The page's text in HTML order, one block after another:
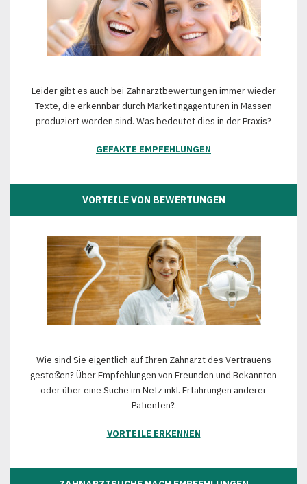
Leider gibt es auch bei Zahnarztbewertungen immer wieder
Texte, die erkennbar durch Marketingagenturen in Massen
produziert worden sind. Was bedeutet dies in der Praxis?
GEFAKTE EMPFEHLUNGEN
VORTEILE VON BEWERTUNGEN
Wie sind Sie eigentlich auf Ihren Zahnarzt des Vertrauens
gestoßen? Über Empfehlungen von Freunden und Bekannten
oder über eine Suche im Netz inkl. Erfahrungen anderer
Patienten?.
VORTEILE ERKENNEN